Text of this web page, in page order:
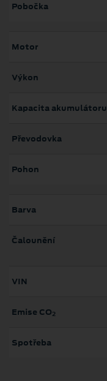
Pobočka
Motor
Výkon
Kapacita akumulátoru
Převodovka
Pohon
Barva
Čalounění
VIN
Emise CO2
Spotřeba